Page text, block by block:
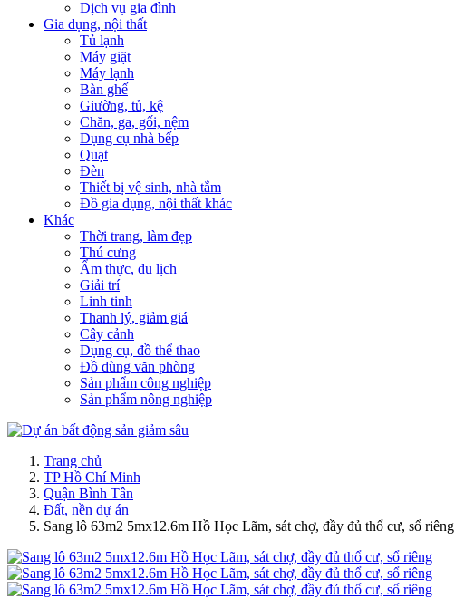
Dịch vụ gia đình
Gia dụng, nội thất
Tủ lạnh
Máy giặt
Máy lạnh
Bàn ghế
Giường, tủ, kệ
Chăn, ga, gối, nệm
Dụng cụ nhà bếp
Quạt
Đèn
Thiết bị vệ sinh, nhà tắm
Đồ gia dụng, nội thất khác
Khác
Thời trang, làm đẹp
Thú cưng
Ẩm thực, du lịch
Giải trí
Linh tinh
Thanh lý, giảm giá
Cây cảnh
Dụng cụ, đồ thể thao
Đồ dùng văn phòng
Sản phẩm công nghiệp
Sản phẩm nông nghiệp
Trang chủ
TP Hồ Chí Minh
Quận Bình Tân
Đất, nền dự án
Sang lô 63m2 5mx12.6m Hồ Học Lãm, sát chợ, đầy đủ thổ cư, sổ riêng